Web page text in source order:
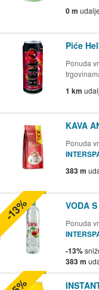
0 m
Piće
Ponuda
1 km
KAVA
Ponuda
383 m
VODA
Ponuda
-13%
383 m
-13%